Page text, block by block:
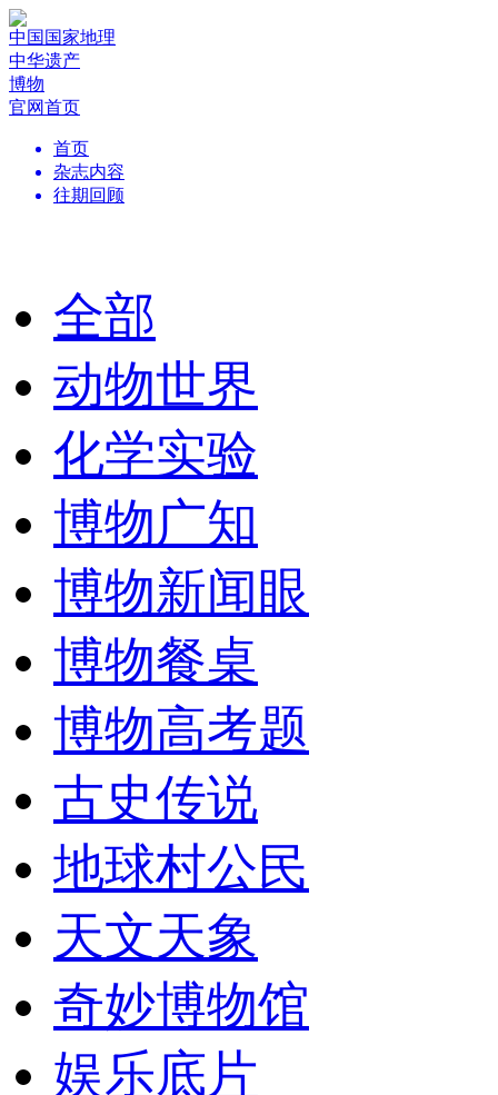
中国国家地理
中华遗产
博物
官网首页
首页
杂志内容
往期回顾
全部
动物世界
化学实验
博物广知
博物新闻眼
博物餐桌
博物高考题
古史传说
地球村公民
天文天象
奇妙博物馆
娱乐底片